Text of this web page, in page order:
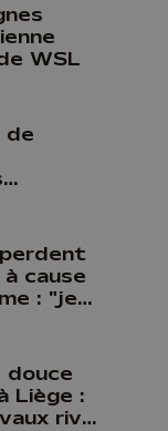
WSL
de
Liège :
qui
ne
cause
: "je
que
douce
Liège :
rive